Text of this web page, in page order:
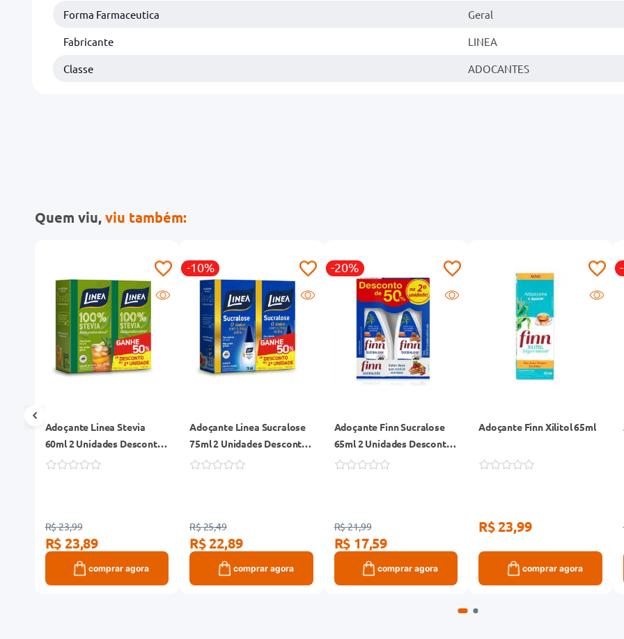
Forma Farmaceutica Geral
Fabricante LINEA
Classe ADOCANTES
Quem viu,viu também:
Adoçante Linea Stevia
60ml 2 Unidades Desconto
50% na Segunda Unidade
R$ 23,99
R$ 23,89
comprar agora
-10%
Adoçante Linea Sucralose
75ml 2 Unidades Desconto
50% na Segunda Unidade
R$ 25,49
R$ 22,89
comprar agora
-20%
Adoçante Finn Sucralose
65ml 2 Unidades Desconto
50% na Segunda Unidade
R$ 21,99
R$ 17,59
comprar agora
Adoçante Finn Xilitol 65ml
R$ 23,99
comprar agora